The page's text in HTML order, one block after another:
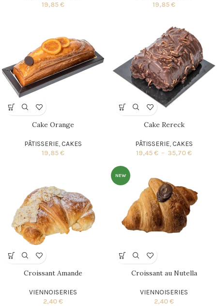
19,85€
19,85€
Cake Orange
PÂTISSERIE,CAKES
19,85€
Cake Rereck
PÂTISSERIE,CAKES
19,45€ – 35,70€
Croissant Amande
VIENNOISERIES
2,40€
NEW
Croissant au Nutella
VIENNOISERIES
2,40€